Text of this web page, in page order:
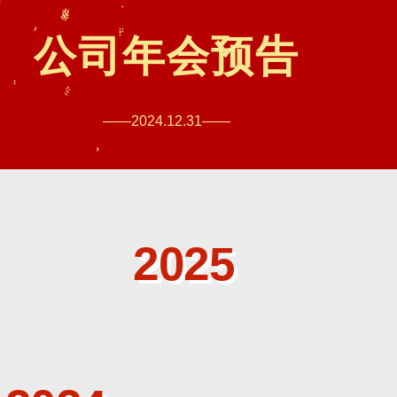
公司年会预告
——2024.12.31——
2025